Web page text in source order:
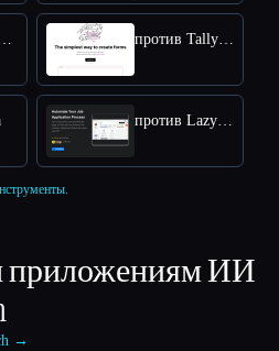
Clipdrop против Tally Forms
против LazyApply
приложениям ИИ
→